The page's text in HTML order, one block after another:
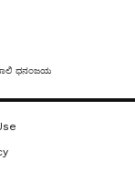
ಅಲ್ಲಿಯೇ
ಸಿನಿಮಾ
ಧನಂಜಯ